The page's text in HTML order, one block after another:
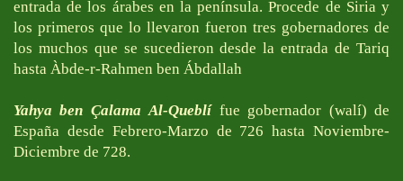
entrada de los árabes en la península. Procede de Siria y
los primeros que lo llevaron fueron tres gobernadores de
los muchos que se sucedieron desde la entrada de Tariq
hasta Àbde-r-Rahmen ben Ábdallah
Yahya ben Çalama Al-Queblífue gobernador (walí) de
España desde Febrero-Marzo de 726 hasta Noviembre-
Diciembre de 728.